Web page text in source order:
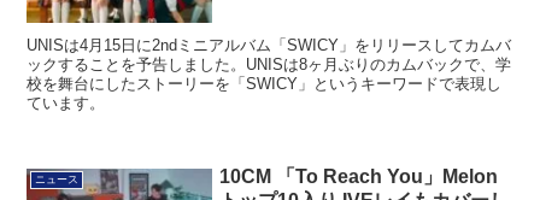
UNISは4月15日に2ndミニアルバム「SWICY」をリリースしてカムバ
ックすることを予告しました。UNISは8ヶ月ぶりのカムバックで、学
校を舞台にしたストーリーを「SWICY」というキーワードで表現し
ています。
ニュース
10CM 「To Reach You」Melon
トップ10入り IVEレイもカバーし